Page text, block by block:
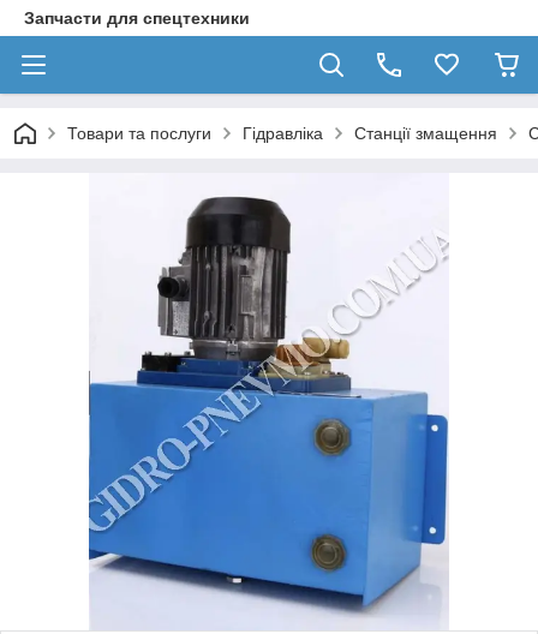
Запчасти для спецтехники
Товари та послуги Гідравліка Станції змащення